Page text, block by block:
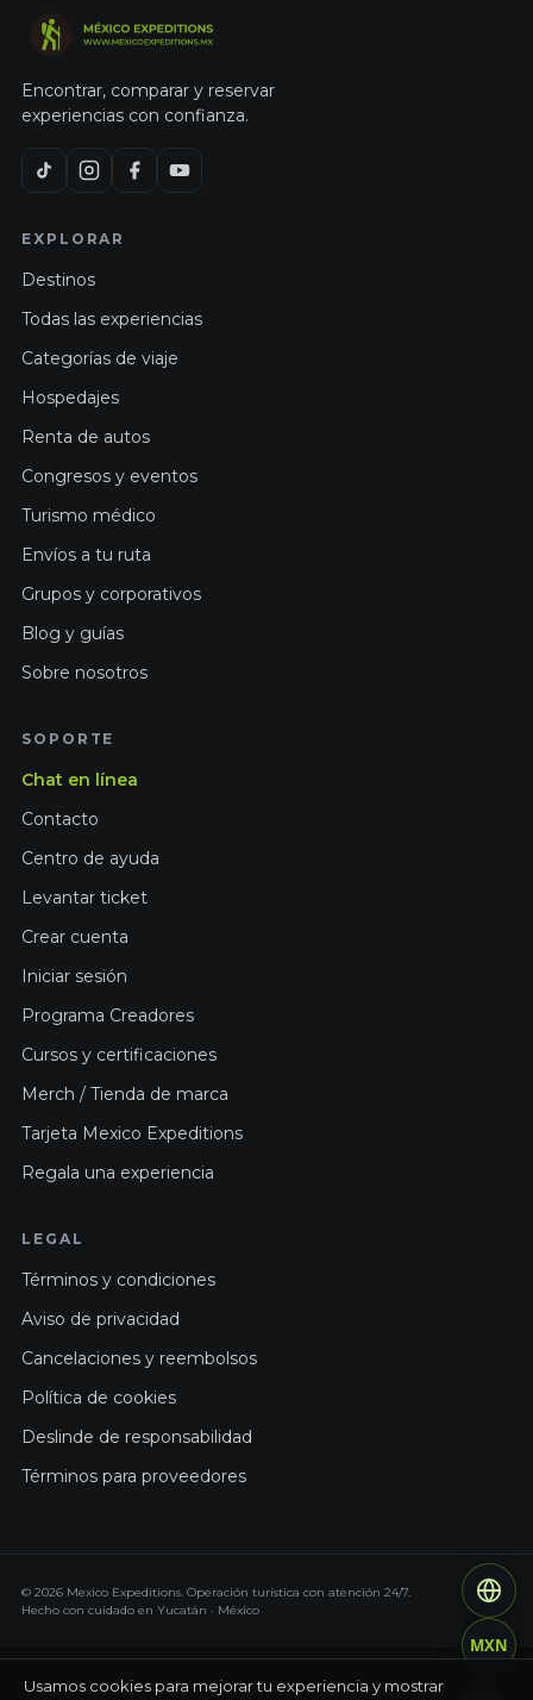
Encontrar, comparar y reservar
experiencias con confianza.
EXPLORAR
Destinos
Todas las experiencias
Categorías de viaje
Hospedajes
Renta de autos
Congresos y eventos
Turismo médico
Envíos a tu ruta
Grupos y corporativos
Blog y guías
Sobre nosotros
SOPORTE
Chat en línea
Contacto
Centro de ayuda
Levantar ticket
Crear cuenta
Iniciar sesión
Programa Creadores
Cursos y certificaciones
Merch / Tienda de marca
Tarjeta Mexico Expeditions
Regala una experiencia
LEGAL
Términos y condiciones
Aviso de privacidad
Cancelaciones y reembolsos
Política de cookies
Deslinde de responsabilidad
Términos para proveedores
© 2026 Mexico Expeditions. Operación turística con atención 24/7.
Hecho con cuidado en Yucatán · México
Usamos cookies para mejorar tu experiencia y mostrar
MXN